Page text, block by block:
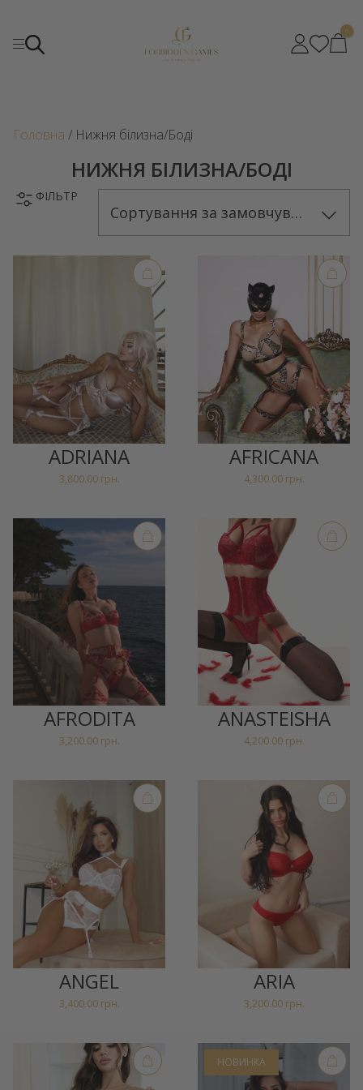
0
Головна / Нижня білизна/Боді
НИЖНЯ БІЛИЗНА/БОДІ
ФІЛЬТР
Сортування за замовчуванням
ADRIANA
3,800.00 грн.
AFRICANA
4,300.00 грн.
AFRODITA
3,200.00 грн.
ANASTEISHA
4,200.00 грн.
ANGEL
3,400.00 грн.
ARIA
3,200.00 грн.
НОВИНКА